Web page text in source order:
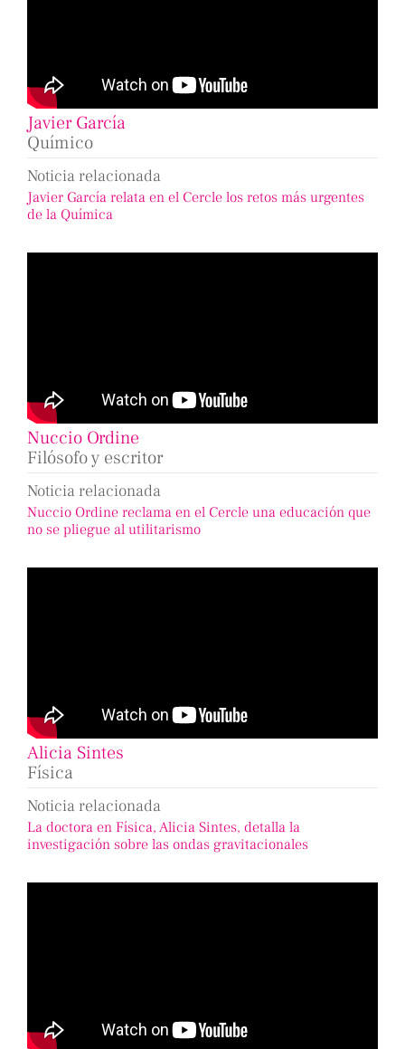
Javier García
Químico
Noticia relacionada
Javier García relata en el Cercle los retos más urgentes
de la Química
Nuccio Ordine
Filósofo y escritor
Noticia relacionada
Nuccio Ordine reclama en el Cercle una educación que
no se pliegue al utilitarismo
Alicia Sintes
Física
Noticia relacionada
La doctora en Física, Alicia Sintes, detalla la
investigación sobre las ondas gravitacionales